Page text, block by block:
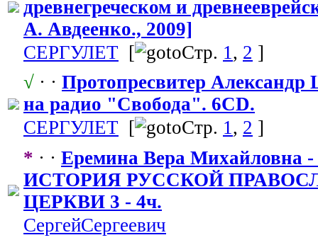
древнегречес​ком и древнееврейс
А. Авдеенко., 2009]
СЕРГУЛЕТ [ Стр. 1 , 2 ]
√ · · Протопресвит​ер
на радио "Свобода​". 6CD.
СЕРГУЛЕТ [ Стр. 1 , 2 ]
* · · Еремина Вера
ИСТОРИЯ РУССКОЙ
ЦЕРКВИ 3 - 4ч.
СергейСергее​вич